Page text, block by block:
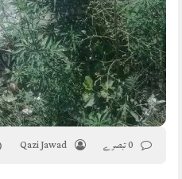
Qazi Jawad